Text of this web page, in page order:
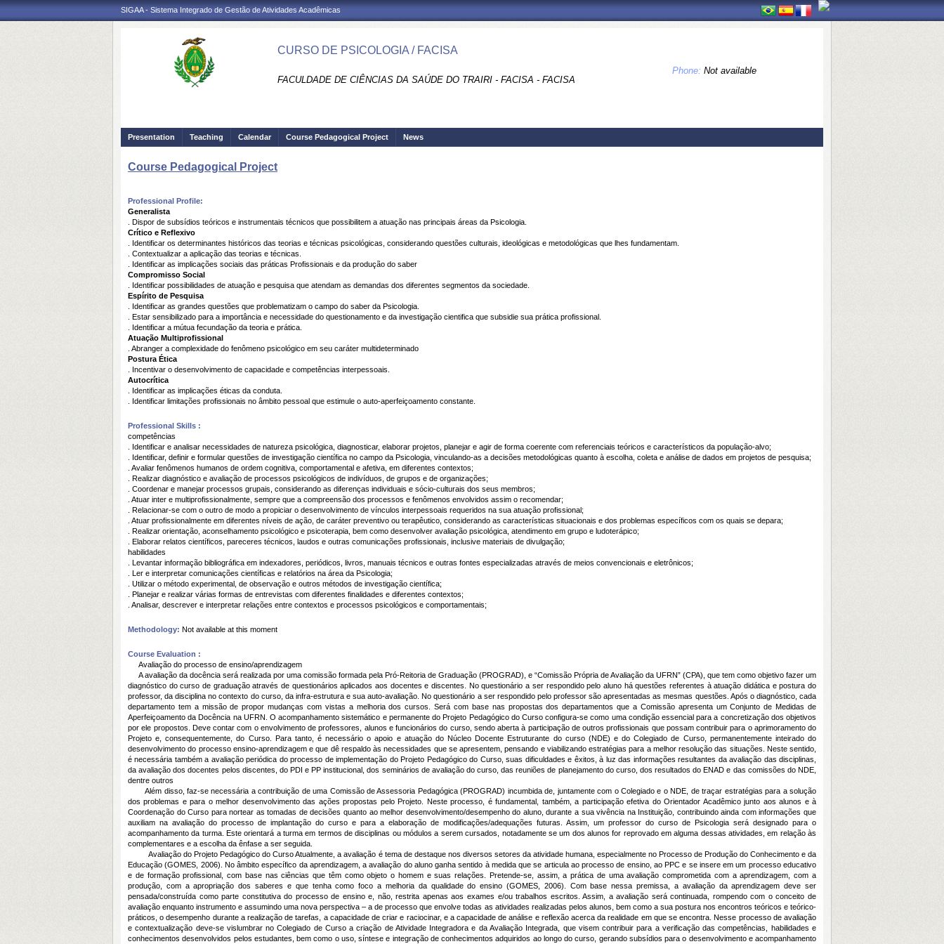
SIGAA - Sistema Integrado de Gestão de Atividades Acadêmicas
CURSO DE PSICOLOGIA / FACISA
FACULDADE DE CIÊNCIAS DA SAÚDE DO TRAIRI - FACISA - FACISA
Phone: Not available
Presentation Teaching Calendar Course Pedagogical Project News
Course Pedagogical Project
Professional Profile:
Generalista
. Dispor de subsídios teóricos e instrumentais técnicos que possibilitem a atuação nas principais áreas da Psicologia.
Crítico e Reflexivo
. Identificar os determinantes históricos das teorias e técnicas psicológicas, considerando questões culturais, ideológicas e metodológicas que lhes fundamentam.
. Contextualizar a aplicação das teorias e técnicas.
. Identificar as implicações sociais das práticas Profissionais e da produção do saber
Compromisso Social
. Identificar possibilidades de atuação e pesquisa que atendam as demandas dos diferentes segmentos da sociedade.
Espírito de Pesquisa
. Identificar as grandes questões que problematizam o campo do saber da Psicologia.
. Estar sensibilizado para a importância e necessidade do questionamento e da investigação cientifica que subsidie sua prática profissional.
. Identificar a mútua fecundação da teoria e prática.
Atuação Multiprofissional
. Abranger a complexidade do fenômeno psicológico em seu caráter multideterminado
Postura Ética
. Incentivar o desenvolvimento de capacidade e competências interpessoais.
Autocrítica
. Identificar as implicações éticas da conduta.
. Identificar limitações profissionais no âmbito pessoal que estimule o auto-aperfeiçoamento constante.
Professional Skills :
competências
. Identificar e analisar necessidades de natureza psicológica, diagnosticar, elaborar projetos, planejar e agir de forma coerente com referenciais teóricos e característicos da população-alvo;
. Identificar, definir e formular questões de investigação científica no campo da Psicologia, vinculando-as a decisões metodológicas quanto à escolha, coleta e análise de dados em projetos de pesquisa;
. Avaliar fenômenos humanos de ordem cognitiva, comportamental e afetiva, em diferentes contextos;
. Realizar diagnóstico e avaliação de processos psicológicos de indivíduos, de grupos e de organizações;
. Coordenar e manejar processos grupais, considerando as diferenças individuais e sócio-culturais dos seus membros;
. Atuar inter e multiprofissionalmente, sempre que a compreensão dos processos e fenômenos envolvidos assim o recomendar;
. Relacionar-se com o outro de modo a propiciar o desenvolvimento de vínculos interpessoais requeridos na sua atuação profissional;
. Atuar profissionalmente em diferentes níveis de ação, de caráter preventivo ou terapêutico, considerando as características situacionais e dos problemas específicos com os quais se depara;
. Realizar orientação, aconselhamento psicológico e psicoterapia, bem como desenvolver avaliação psicológica, atendimento em grupo e ludoterápico;
. Elaborar relatos científicos, pareceres técnicos, laudos e outras comunicações profissionais, inclusive materiais de divulgação;
habilidades
. Levantar informação bibliográfica em indexadores, periódicos, livros, manuais técnicos e outras fontes especializadas através de meios convencionais e eletrônicos;
. Ler e interpretar comunicações científicas e relatórios na área da Psicologia;
. Utilizar o método experimental, de observação e outros métodos de investigação científica;
. Planejar e realizar várias formas de entrevistas com diferentes finalidades e diferentes contextos;
. Analisar, descrever e interpretar relações entre contextos e processos psicológicos e comportamentais;
Methodology: Not available at this moment
Course Evaluation :
Avaliação do processo de ensino/aprendizagem
A avaliação da docência será realizada por uma comissão formada pela Pró-Reitoria de Graduação (PROGRAD), e “Comissão Própria de Avaliação da UFRN” (CPA), que tem como objetivo fazer um
diagnóstico do curso de graduação através de questionários aplicados aos docentes e discentes. No questionário a ser respondido pelo aluno há questões referentes à atuação didática e postura do
professor, da disciplina no contexto do curso, da infra-estrutura e sua auto-avaliação. No questionário a ser respondido pelo professor são apresentadas as mesmas questões. Após o diagnóstico, cada
departamento tem a missão de propor mudanças com vistas a melhoria dos cursos. Será com base nas propostas dos departamentos que a Comissão apresenta um Conjunto de Medidas de
Aperfeiçoamento da Docência na UFRN. O acompanhamento sistemático e permanente do Projeto Pedagógico do Curso configura-se como uma condição essencial para a concretização dos objetivos
por ele propostos. Deve contar com o envolvimento de professores, alunos e funcionários do curso, sendo aberta à participação de outros profissionais que possam contribuir para o aprimoramento do
Projeto e, consequentemente, do Curso. Para tanto, é necessário o apoio e atuação do Núcleo Docente Estruturante do curso (NDE) e do Colegiado de Curso, permanentemente inteirado do
desenvolvimento do processo ensino-aprendizagem e que dê respaldo às necessidades que se apresentem, pensando e viabilizando estratégias para a melhor resolução das situações. Neste sentido,
é necessária também a avaliação periódica do processo de implementação do Projeto Pedagógico do Curso, suas dificuldades e êxitos, à luz das informações resultantes da avaliação das disciplinas,
da avaliação dos docentes pelos discentes, do PDI e PP institucional, dos seminários de avaliação do curso, das reuniões de planejamento do curso, dos resultados do ENAD e das comissões do NDE,
dentre outros
Além disso, faz-se necessária a contribuição de uma Comissão de Assessoria Pedagógica (PROGRAD) incumbida de, juntamente com o Colegiado e o NDE, de traçar estratégias para a solução
dos problemas e para o melhor desenvolvimento das ações propostas pelo Projeto. Neste processo, é fundamental, também, a participação efetiva do Orientador Acadêmico junto aos alunos e à
Coordenação do Curso para nortear as tomadas de decisões quanto ao melhor desenvolvimento/desempenho do aluno, durante a sua vivência na Instituição, contribuindo ainda com informações que
auxiliam na avaliação do processo de implantação do curso e para a elaboração de modificações/adequações futuras. Assim, um professor do curso de Psicologia será designado para o
acompanhamento da turma. Este orientará a turma em termos de disciplinas ou módulos a serem cursados, notadamente se um dos alunos for reprovado em alguma dessas atividades, em relação às
complementares e a escolha da ênfase a ser seguida.
Avaliação do Projeto Pedagógico do Curso Atualmente, a avaliação é tema de destaque nos diversos setores da atividade humana, especialmente no Processo de Produção do Conhecimento e da
Educação (GOMES, 2006). No âmbito específico da aprendizagem, a avaliação do aluno ganha sentido à medida que se articula ao processo de ensino, ao PPC e se insere em um processo educativo
e de formação profissional, com base nas ciências que têm como objeto o homem e suas relações. Pretende-se, assim, a prática de uma avaliação comprometida com a aprendizagem, com a
produção, com a apropriação dos saberes e que tenha como foco a melhoria da qualidade do ensino (GOMES, 2006). Com base nessa premissa, a avaliação da aprendizagem deve ser
pensada/construída como parte constitutiva do processo de ensino e, não, restrita apenas aos exames e/ou trabalhos escritos. Assim, a avaliação será continuada, rompendo com o conceito de
avaliação enquanto instrumento e assumindo uma nova perspectiva – a de processo que envolve todas as atividades realizadas pelos alunos, bem como a sua postura nos encontros teóricos e teórico-
práticos, o desempenho durante a realização de tarefas, a capacidade de criar e raciocinar, e a capacidade de análise e reflexão acerca da realidade em que se encontra. Nesse processo de avaliação
e contextualização deve-se vislumbrar no Colegiado de Curso a criação de Atividade Integradora e da Avaliação Integrada, que visem contribuir para a verificação das competências, habilidades e
conhecimentos desenvolvidos pelos estudantes, bem como o uso, síntese e integração de conhecimentos adquiridos ao longo do curso, gerando subsídios para o desenvolvimento e acompanhamento